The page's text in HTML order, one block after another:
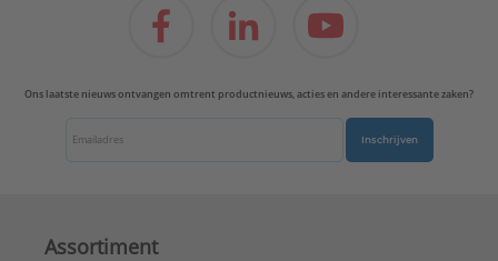
Ons laatste nieuws ontvangen omtrent productnieuws, acties en andere interessante zaken?
Inschrijven
Assortiment